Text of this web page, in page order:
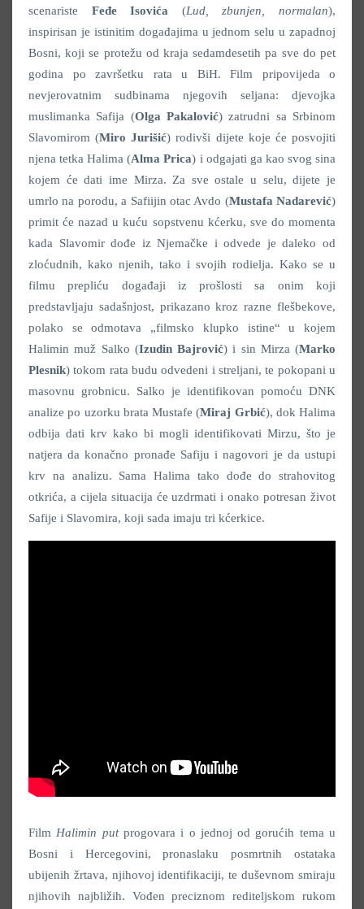
scenariste Feđe Isovića (Lud, zbunjen, normalan),
inspirisan je istinitim događajima u jednom selu u zapadnoj
Bosni, koji se protežu od kraja sedamdesetih pa sve do pet
godina po završetku rata u BiH. Film pripovijeda o
nevjerovatnim sudbinama njegovih seljana: djevojka
muslimanka Safija (Olga Pakalović) zatrudni sa Srbinom
Slavomirom (Miro Jurišić) rodivši dijete koje će posvojiti
njena tetka Halima (Alma Prica) i odgajati ga kao svog sina
kojem će dati ime Mirza. Za sve ostale u selu, dijete je
umrlo na porodu, a Safiijin otac Avdo (Mustafa Nadarević)
primit će nazad u kuću sopstvenu kćerku, sve do momenta
kada Slavomir dođe iz Njemačke i odvede je daleko od
zloćudnih, kako njenih, tako i svojih rodielja. Kako se u
filmu prepliću događaji iz prošlosti sa onim koji
predstavljaju sadašnjost, prikazano kroz razne flešbekove,
polako se odmotava „filmsko klupko istine“ u kojem
Halimin muž Salko (Izudin Bajrović) i sin Mirza (Marko
Plesnik) tokom rata budu odvedeni i streljani, te pokopani u
masovnu grobnicu. Salko je identifikovan pomoću DNK
analize po uzorku brata Mustafe (Miraj Grbić), dok Halima
odbija dati krv kako bi mogli identifikovati Mirzu, što je
natjera da konačno pronađe Safiju i nagovori je da ustupi
krv na analizu. Sama Halima tako dođe do strahovitog
otkrića, a cijela situacija će uzdrmati i onako potresan život
Safije i Slavomira, koji sada imaju tri kćerkice.
Film Halimin putprogovara i o jednoj od gorućih tema u
Bosni i Hercegovini, pronaslaku posmrtnih ostataka
ubijenih žrtava, njihovoj identifikaciji, te duševnom smiraju
njihovih najbližih. Vođen preciznom rediteljskom rukom